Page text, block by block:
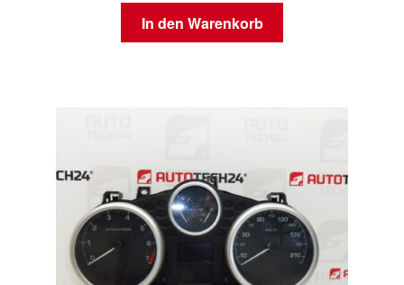
In den Warenkorb